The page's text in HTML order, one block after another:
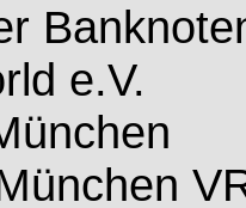
e.V.